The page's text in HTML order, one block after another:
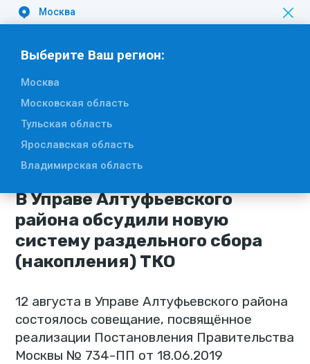
Москва
Выберите Ваш регион:
Москва
Московская область
Тульская область
Ярославская область
Владимирская область
#Эко акции #Встречи с населением
В Управе Алтуфьевского
района обсудили новую
систему раздельного сбора
(накопления) ТКО
12 августа в Управе Алтуфьевского района
состоялось совещание, посвящённое
реализации Постановления Правительства
Москвы № 734-ПП от 18.06.2019